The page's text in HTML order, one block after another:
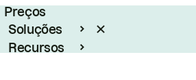
Preços
Soluções
Recursos